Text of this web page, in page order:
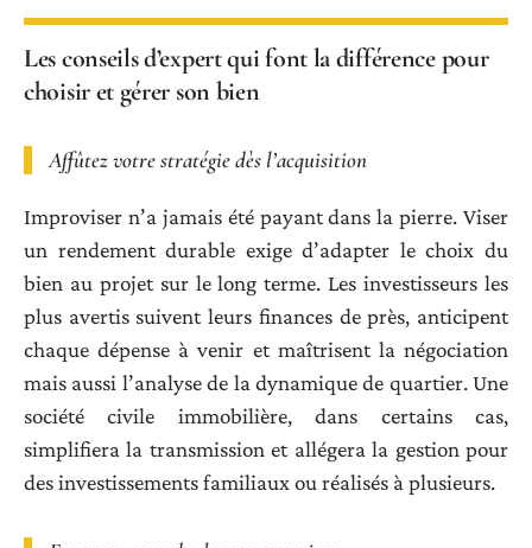
Les conseils d’expert qui font la différence pour
choisir et gérer son bien
Affûtez votre stratégie dès l’acquisition
Improviser n’a jamais été payant dans la pierre. Viser
un rendement durable exige d’adapter le choix du
bien au projet sur le long terme. Les investisseurs les
plus avertis suivent leurs finances de près, anticipent
chaque dépense à venir et maîtrisent la négociation
mais aussi l’analyse de la dynamique de quartier. Une
société civile immobilière, dans certains cas,
simplifiera la transmission et allégera la gestion pour
des investissements familiaux ou réalisés à plusieurs.